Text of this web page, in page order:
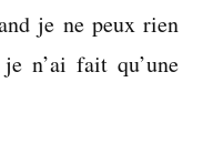
je ne peux rien
n’ai fait qu’une